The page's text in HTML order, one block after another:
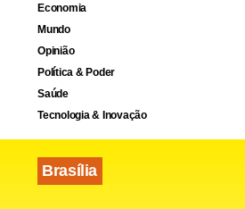
Economia
Mundo
Opinião
Política & Poder
Saúde
Tecnologia & Inovação
Brasília